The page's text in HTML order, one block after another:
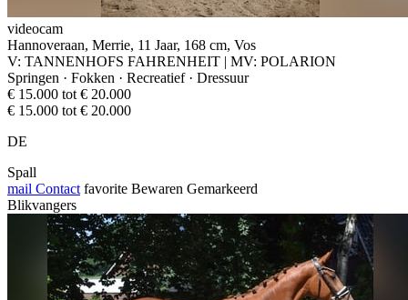
videocam
Hannoveraan, Merrie, 11 Jaar, 168 cm, Vos
V: TANNENHOFS FAHRENHEIT | MV: POLARION
Springen · Fokken · Recreatief · Dressuur
€ 15.000 tot € 20.000
€ 15.000 tot € 20.000
DE
Spall
mail Contact favorite Bewaren Gemarkeerd
Blikvangers